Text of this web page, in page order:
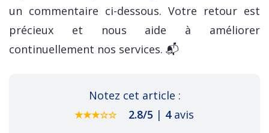
un commentaire ci-dessous. Votre retour est
précieux et nous aide à améliorer
continuellement nos services. 📬
Notez cet article :
2.8/5 | 4 avis